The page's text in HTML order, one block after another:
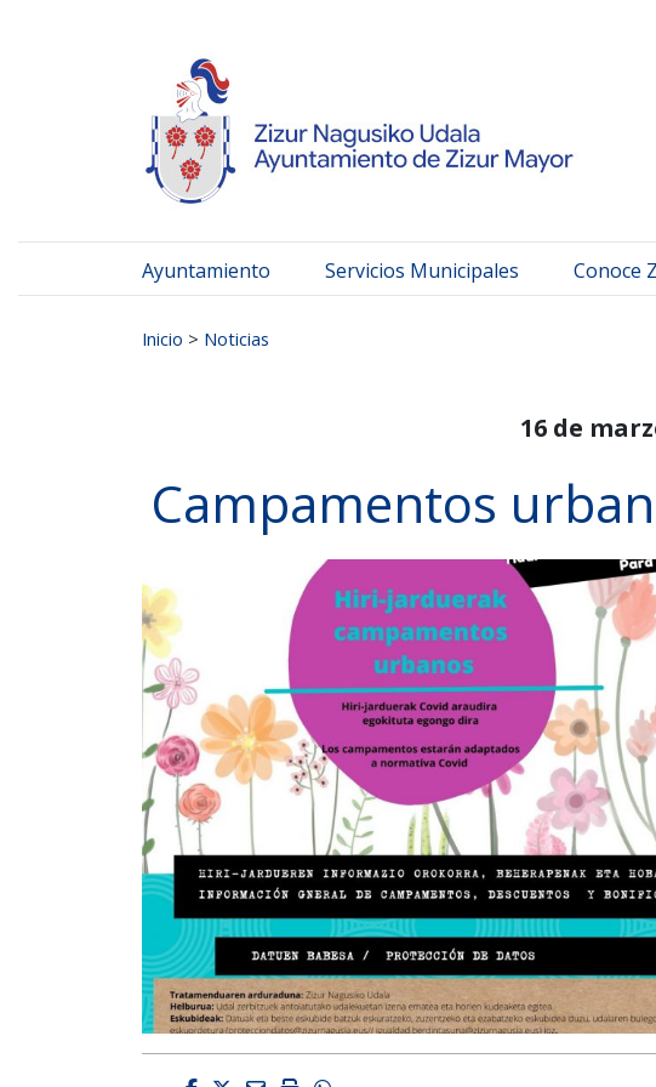
Ayuntamiento Servicios Municipales Conoce
Inicio > Noticias
16 de
Campamentos